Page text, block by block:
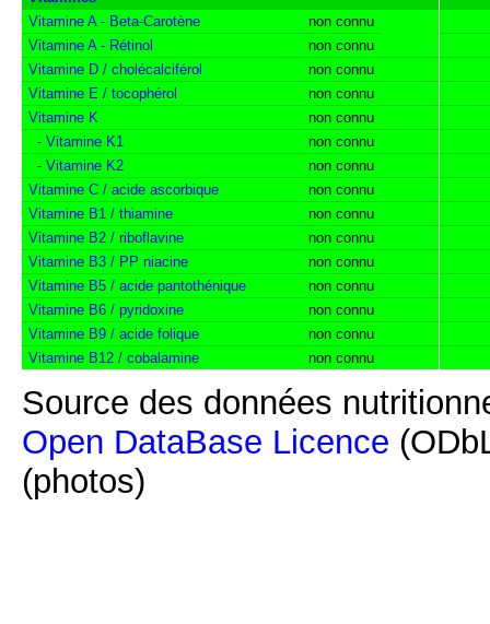
Vitamine A - Beta-Carotène
non connu
Vitamine A - Rétinol
non connu
Vitamine D / cholécalciférol
non connu
Vitamine E / tocophérol
non connu
Vitamine K
non connu
- Vitamine K1
non connu
- Vitamine K2
non connu
Vitamine C / acide ascorbique
non connu
Vitamine B1 / thiamine
non connu
Vitamine B2 / riboflavine
non connu
Vitamine B3 / PP niacine
non connu
Vitamine B5 / acide pantothénique
non connu
Vitamine B6 / pyridoxine
non connu
Vitamine B9 / acide folique
non connu
Vitamine B12 / cobalamine
non connu
Source des données
Open DataBase Licence
(photos)